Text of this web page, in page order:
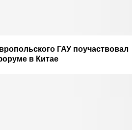
ГАУ поучаствовал
в Китае